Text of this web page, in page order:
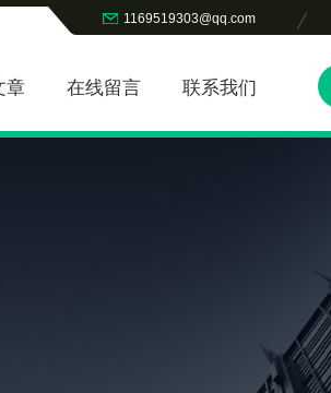
1169519303@qq.com
章 在线留言 联系我们